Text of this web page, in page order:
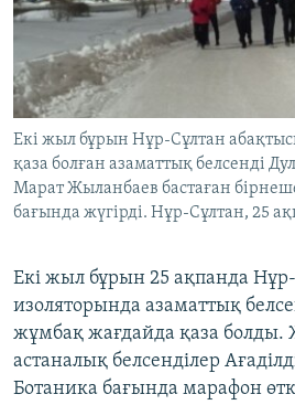
Басқа тілдерде
Екі жыл бұрын Нұр-Сұлтан
қаза болған азаматтық белсенді
Марат Жыланбаев бастаған
бағында жүгірді. Нұр-Сұлтан, 25
Екі жыл бұрын 25 ақпанда
изоляторында азаматтық
жұмбақ жағдайда қаза болды.
астаналық белсенділер
Ботаника бағында марафон